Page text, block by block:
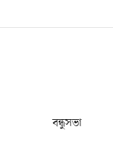
বন্ধুসভা